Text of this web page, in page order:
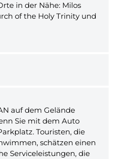
in der Nähe: Milos
of the Holy Trinity und
auf dem Gelände
Sie mit dem Auto
Touristen, die
schätzen einen
Serviceleistungen, die